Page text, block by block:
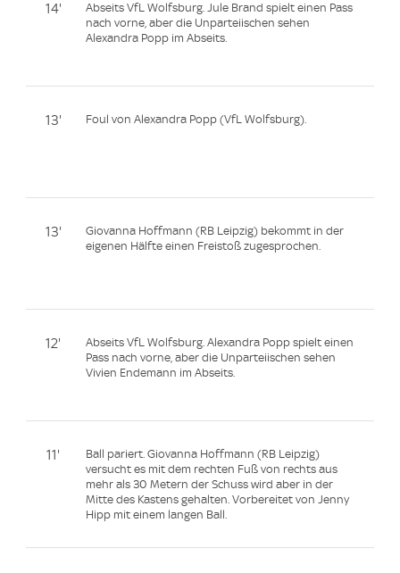
14'
Abseits VfL Wolfsburg. Jule Brand spielt einen Pass
nach vorne, aber die Unparteiischen sehen
Alexandra Popp im Abseits.
13' Foul von Alexandra Popp (VfL Wolfsburg).
13'
Giovanna Hoffmann (RB Leipzig) bekommt in der
eigenen Hälfte einen Freistoß zugesprochen.
12'
Abseits VfL Wolfsburg. Alexandra Popp spielt einen
Pass nach vorne, aber die Unparteiischen sehen
Vivien Endemann im Abseits.
11'
Ball pariert. Giovanna Hoffmann (RB Leipzig)
versucht es mit dem rechten Fuß von rechts aus
mehr als 30 Metern der Schuss wird aber in der
Mitte des Kastens gehalten. Vorbereitet von Jenny
Hipp mit einem langen Ball.